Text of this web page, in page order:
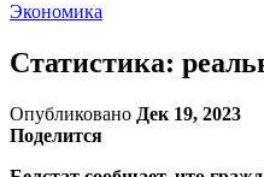
Экономика
Статистика:
Опубликовано Дек 19, 2023
Поделится